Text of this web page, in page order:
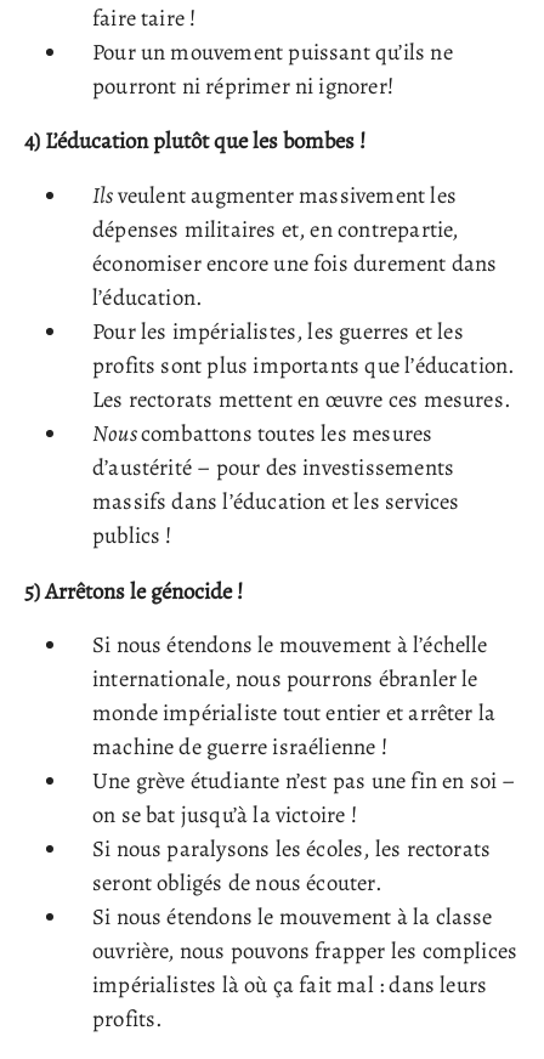
faire taire !
Pour un mouvement puissant qu’ils ne
pourront ni réprimer ni ignorer!
4) L’éducation plutôt que les bombes !
Ilsveulent augmenter massivement les
dépenses militaires et, en contrepartie,
économiser encore une fois durement dans
l’éducation.
Pour les impérialistes, les guerres et les
profits sont plus importants que l’éducation.
Les rectorats mettent en œuvre ces mesures.
Nouscombattons toutes les mesures
d’austérité – pour des investissements
massifs dans l’éducation et les services
publics !
5) Arrêtons le génocide !
Si nous étendons le mouvement à l’échelle
internationale, nous pourrons ébranler le
monde impérialiste tout entier et arrêter la
machine de guerre israélienne !
Une grève étudiante n’est pas une fin en soi –
on se bat jusqu’à la victoire !
Si nous paralysons les écoles, les rectorats
seront obligés de nous écouter.
Si nous étendons le mouvement à la classe
ouvrière, nous pouvons frapper les complices
impérialistes là où ça fait mal : dans leurs
profits.